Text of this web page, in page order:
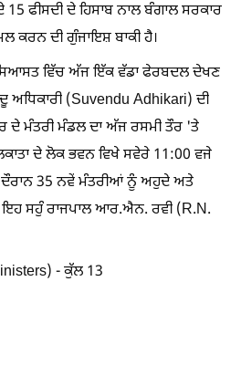
15 ਫੀਸਦੀ ਦੇ ਹਿਸਾਬ ਨਾਲ ਬੰਗਾਲ ਸਰਕਾਰ
ਕਰਨ ਦੀ ਗੁੰਜਾਇਸ਼ ਬਾਕੀ ਹੈ।
ਵਿੱਚ ਅੱਜ ਇੱਕ ਵੱਡਾ ਫੇਰਬਦਲ ਦੇਖਣ
ਅਧਿਕਾਰੀ (Suvendu Adhikari) ਦੀ
ਦੇ ਮੰਤਰੀ ਮੰਡਲ ਦਾ ਅੱਜ ਰਸਮੀ ਤੌਰ 'ਤੇ
ਦੇ ਲੋਕ ਭਵਨ ਵਿਖੇ ਸਵੇਰੇ 11:00 ਵਜੇ
35 ਨਵੇਂ ਮੰਤਰੀਆਂ ਨੂੰ ਅਹੁਦੇ ਅਤੇ
ਸਹੁੰ ਰਾਜਪਾਲ ਆਰ.ਐਨ. ਰਵੀ (R.N.
- ਕੁੱਲ 13